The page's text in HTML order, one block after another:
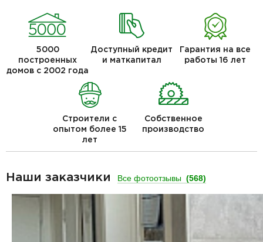
5000
построенных
домов с 2002 года
Доступный кредит
и маткапитал
Гарантия на все
работы 16 лет
Строители с
опытом более 15
лет
Собственное
производство
Наши заказчики Все фотоотзывы (568)